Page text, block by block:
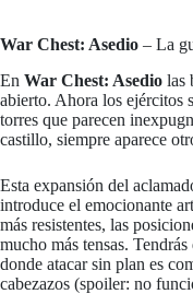
War Chest: Asedio – La
En War Chest: Asedio las
abierto. Ahora los ejércitos
torres que parecen
castillo, siempre aparece
Esta expansión del
introduce el emocionante
más resistentes, las
mucho más tensas. Tendrás
donde atacar sin plan es
cabezazos (spoiler: no